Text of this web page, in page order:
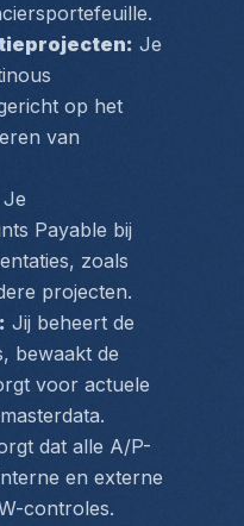
Je
op het
van
Payable bij
zoals
projecten.
Jij beheert de
bewaakt de
voor actuele
dat alle A/P-
en externe
controles.